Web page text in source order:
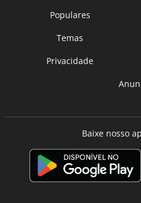
Populares
Temas
Privacidade
Baixe nosso